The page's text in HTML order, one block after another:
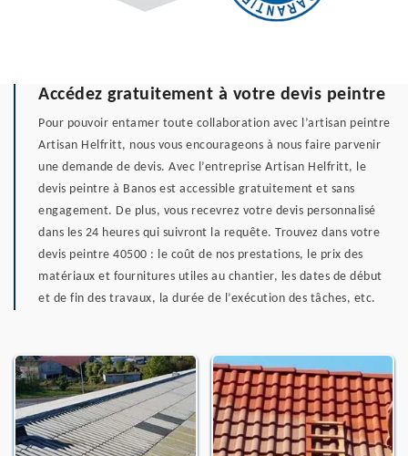
Accédez gratuitement à votre devis peintre
Pour pouvoir entamer toute collaboration avec l’artisan peintre
Artisan Helfritt, nous vous encourageons à nous faire parvenir
une demande de devis. Avec l’entreprise Artisan Helfritt, le
devis peintre à Banos est accessible gratuitement et sans
engagement. De plus, vous recevrez votre devis personnalisé
dans les 24 heures qui suivront la requête. Trouvez dans votre
devis peintre 40500 : le coût de nos prestations, le prix des
matériaux et fournitures utiles au chantier, les dates de début
et de fin des travaux, la durée de l’exécution des tâches, etc.